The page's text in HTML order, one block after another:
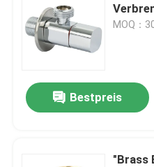
MOQ：
Bestpreis
"Brass